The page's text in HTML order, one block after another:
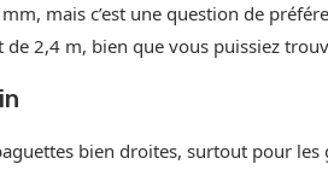
mais c’est une question de
2,4 m, bien que vous puissiez
bien droites, surtout pour